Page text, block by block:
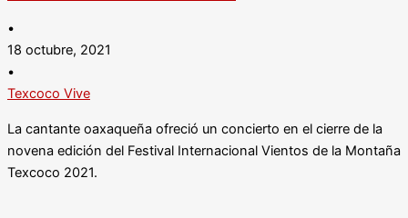
•
18 octubre, 2021
•
Texcoco Vive
La cantante oaxaqueña ofreció un concierto en el cierre de la
novena edición del Festival Internacional Vientos de la Montaña
Texcoco 2021.